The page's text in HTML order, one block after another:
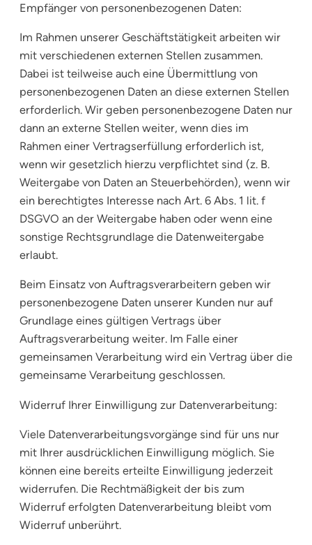
Empfänger von personenbezogenen Daten:
Im Rahmen unserer Geschäftstätigkeit arbeiten wir
mit verschiedenen externen Stellen zusammen.
Dabei ist teilweise auch eine Übermittlung von
personenbezogenen Daten an diese externen Stellen
erforderlich. Wir geben personenbezogene Daten nur
dann an externe Stellen weiter, wenn dies im
Rahmen einer Vertragserfüllung erforderlich ist,
wenn wir gesetzlich hierzu verpflichtet sind (z. B.
Weitergabe von Daten an Steuerbehörden), wenn wir
ein berechtigtes Interesse nach Art. 6 Abs. 1 lit. f
DSGVO an der Weitergabe haben oder wenn eine
sonstige Rechtsgrundlage die Datenweitergabe
erlaubt.
Beim Einsatz von Auftragsverarbeitern geben wir
personenbezogene Daten unserer Kunden nur auf
Grundlage eines gültigen Vertrags über
Auftragsverarbeitung weiter. Im Falle einer
gemeinsamen Verarbeitung wird ein Vertrag über die
gemeinsame Verarbeitung geschlossen.
Widerruf Ihrer Einwilligung zur Datenverarbeitung:
Viele Datenverarbeitungsvorgänge sind für uns nur
mit Ihrer ausdrücklichen Einwilligung möglich. Sie
können eine bereits erteilte Einwilligung jederzeit
widerrufen. Die Rechtmäßigkeit der bis zum
Widerruf erfolgten Datenverarbeitung bleibt vom
Widerruf unberührt.